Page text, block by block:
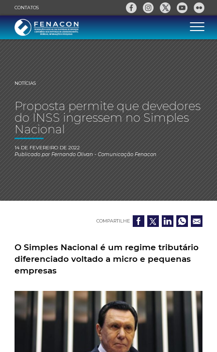
CONTATOS
NOTÍCIAS
Proposta permite que devedores
do INSS ingressem no Simples
Nacional
14 DE FEVEREIRO DE 2022
Publicado porFernando Olivan- Comunicação Fenacon
COMPARTILHE
O Simples Nacional é um regime tributário
diferenciado voltado a micro e pequenas
empresas